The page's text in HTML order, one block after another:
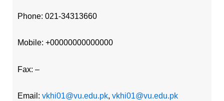
Phone: 021-34313660
Mobile: +00000000000000
Fax: –
Email: vkhi01@vu.edu.pk, vkhi01@vu.edu.pk